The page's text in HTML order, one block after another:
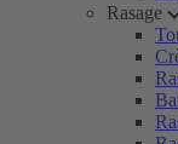
Rasage